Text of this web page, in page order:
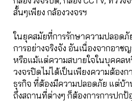
สั้นๆเพียง กล้องวงจรฯ
ในยุคสมัยที่การรักษาความปลอดภั
การอย่างจริงจัง อันเนื่องจากอาช
หรือแม้แต่ความสบายใจในบุคคล
วงจรปิดไม่ได้เป็นเพียงความต้องก
ธุรกิจ ที่ต้องมีความปลอดภัย แต่บ้า
ถึงสถานที่ต่างๆ ก็ต้องการการปกป้